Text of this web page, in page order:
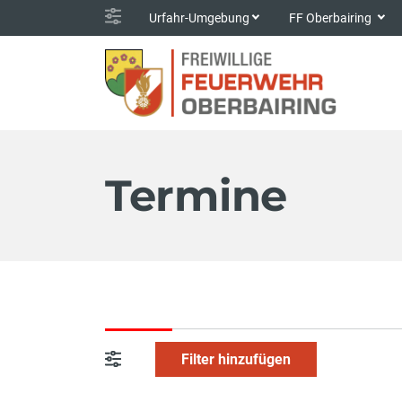
Urfahr-Umgebung FF Oberbairing
Termine
Filter hinzufügen